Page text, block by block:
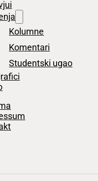
Kolumne
Komentari
Studentski ugao